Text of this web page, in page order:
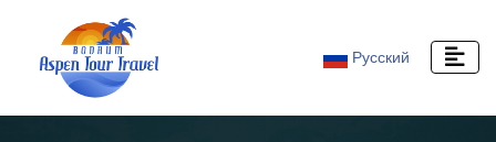
Русский